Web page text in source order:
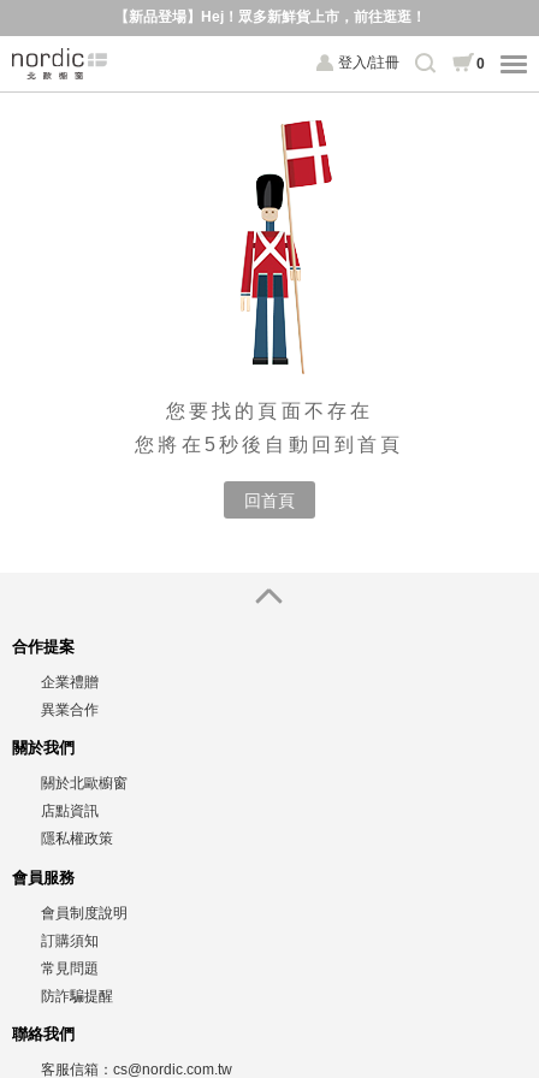
【新品登場】Hej！眾多新鮮貨上市，前往逛逛！
登入/註冊 0
您要找的頁面不存在
您將在5秒後自動回到首頁
回首頁
合作提案
企業禮贈
異業合作
關於我們
關於北歐櫥窗
店點資訊
隱私權政策
會員服務
會員制度說明
訂購須知
常見問題
防詐騙提醒
聯絡我們
客服信箱： cs@nordic.com.tw